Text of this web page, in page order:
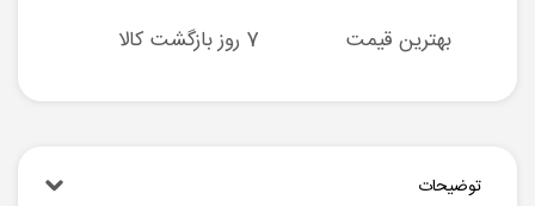
بهترین قیمت 7 روز بازگشت کالا
توضیحات